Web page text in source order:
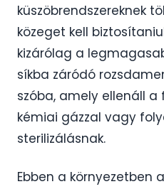
küszöbrendszereknek
közeget kell
kizárólag a
síkba záródó
szóba, amely ellenáll
kémiai gázzal vagy
sterilizálásnak.
Ebben a környezetben